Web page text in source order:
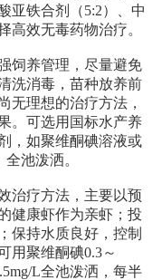
亚铁合剂（5:2）、中
高效无毒药物治疗。
饲养管理，尽量避免
洗消毒，苗种放养前
无理想的治疗方法，
。可选用国标水产养
，如聚维酮碘溶液或
池泼洒。
治疗方法，主要以预
健康虾作为亲虾；投
保持水质良好，控制
用聚维酮碘0.3～
L全池泼洒，每半